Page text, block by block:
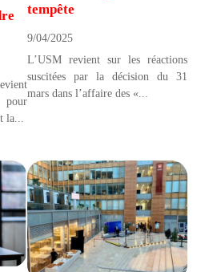
la...
tempête
9/04/2025
L’USM revient sur les réactions
suscitées par la décision du 31
mars dans l’affaire des «...